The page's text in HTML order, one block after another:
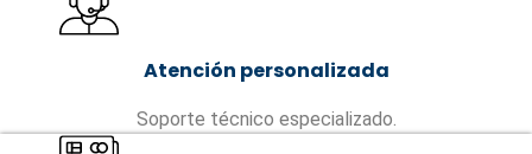
Atención personalizada
Soporte técnico especializado.